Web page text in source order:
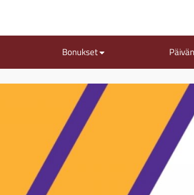
Bonukset